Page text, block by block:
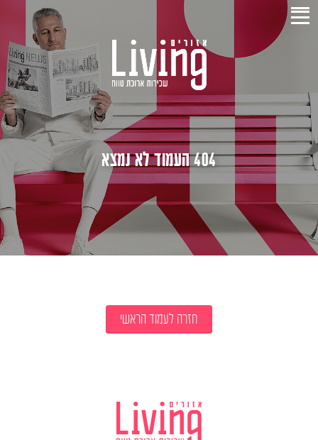
404 העמוד לא נמצא
חזרה לעמוד הראשי